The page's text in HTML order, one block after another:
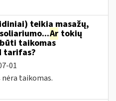
teikia masažų,
Ar tokių
taikomas
tarifas?
01
taikomas.